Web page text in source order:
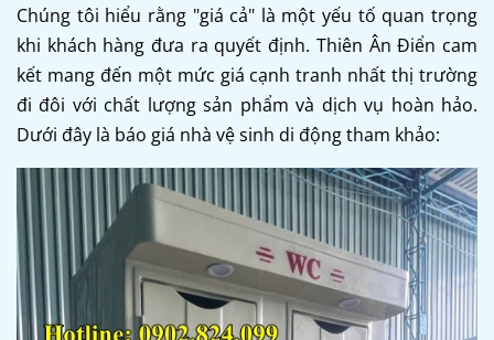
Chúng tôi hiểu rằng "giá cả" là một yếu tố quan trọng
khi khách hàng đưa ra quyết định. Thiên Ân Điển cam
kết mang đến một mức giá cạnh tranh nhất thị trường
đi đôi với chất lượng sản phẩm và dịch vụ hoàn hảo.
Dưới đây là báo giá nhà vệ sinh di động tham khảo: